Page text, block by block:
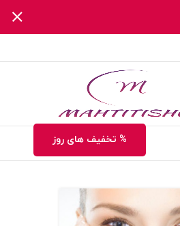
% تخفیف های روز